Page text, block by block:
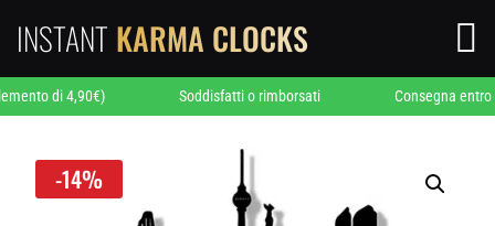
INSTANT KARMA CLOCKS 
di 4,90€) Soddisfatti o rimborsati Consegna entro 24/
-14%